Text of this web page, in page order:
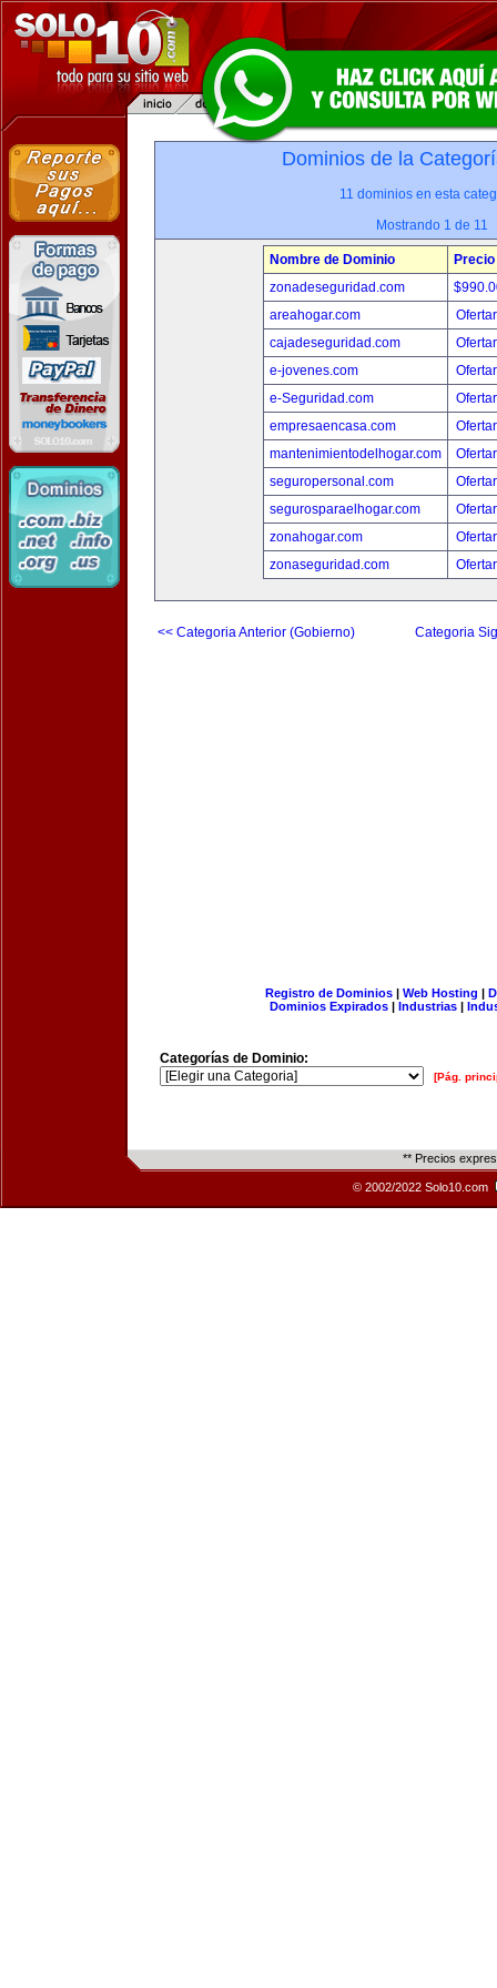
Dominios de la
11 dominios en esta
Mostrando 1 de 11
Nombre de Dominio
Precio
zonadeseguridad.com
areahogar.com
cajadeseguridad.com
e-jovenes.com
e-Seguridad.com
empresaencasa.com
mantenimientodelhogar.com
seguropersonal.com
segurosparaelhogar.com
zonahogar.com
zonaseguridad.com
<< Categoria Anterior (Gobierno) Categoria
Registro de Dominios| Web Hosting |
Dominios Expirados | Industrias |
Categorías de Dominio:
[Pág.
** Precios
© 2002/2022 Solo10.com